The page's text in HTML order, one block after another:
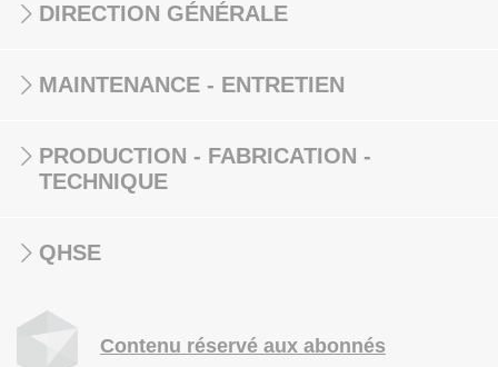
DIRECTION GÉNÉRALE
MAINTENANCE - ENTRETIEN
PRODUCTION - FABRICATION -
TECHNIQUE
QHSE
Contenu réservé aux abonnés